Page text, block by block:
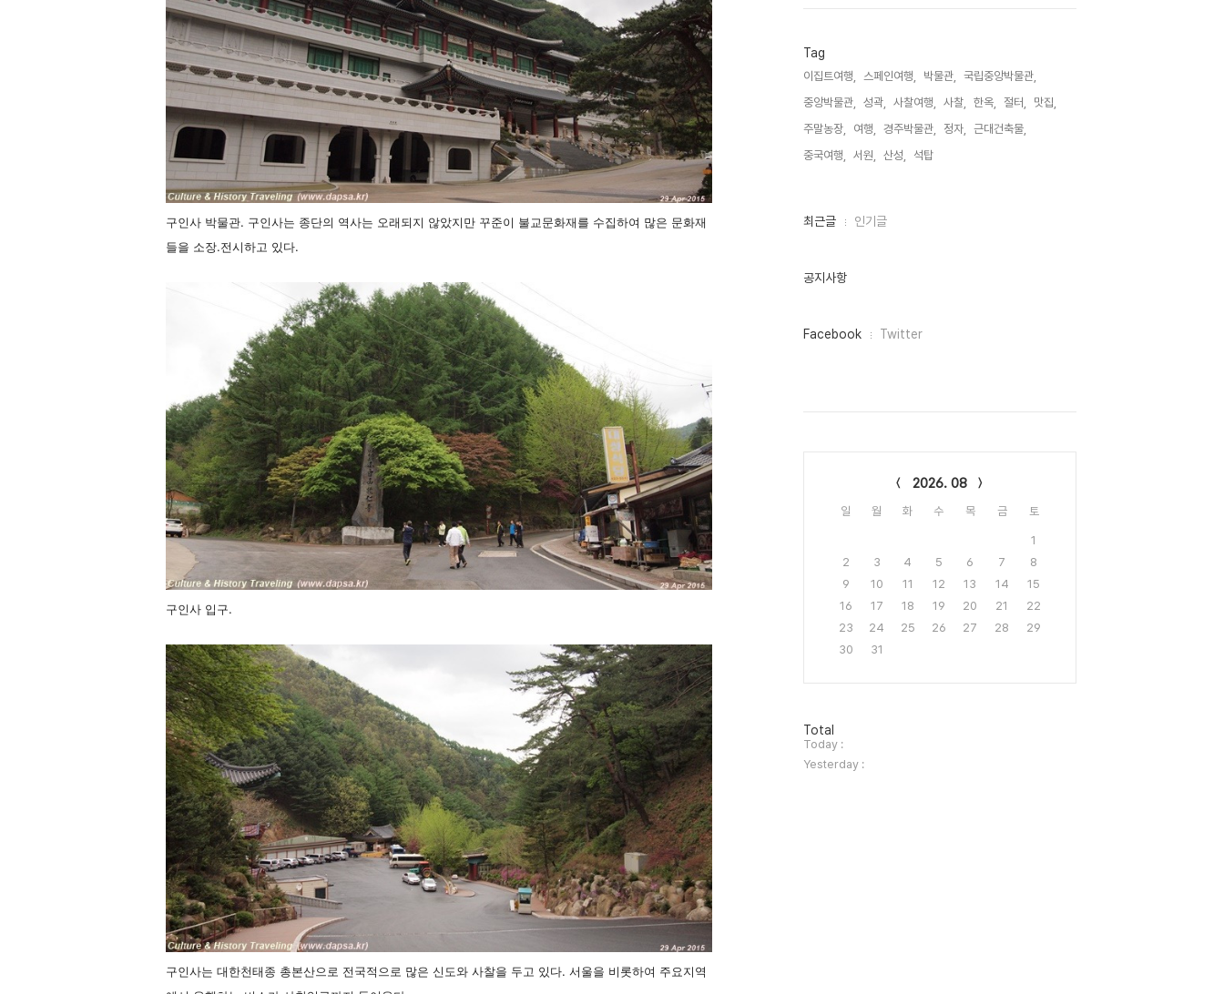
구인사 박물관. 구인사는 종단의 역사는 오래되지 않았지만 꾸준이 불교문화재를 수집하여 많은 문화재
들을 소장.전시하고 있다.
구인사 입구.
구인사는 대한천태종 총본산으로 전국적으로 많은 신도와 사찰을 두고 있다. 서울을 비롯하여 주요지역
Tag
이집트여행, 스페인여행, 박물관,
국립중앙박물관,
중앙박물관,
성곽, 사찰여행, 사찰, 한옥, 절터,
맛집,
주말농장,
여행, 경주박물관, 정자,
근대건축물,
중국여행,
서원, 산성, 석탑,
최
인
최근글 인기글
공지사항
페
Facebook Twitter
2026. 08
일 월 화 수 목 금 토
1
2
3 4 5 6 7
8
9
10 11 12 13 14
15
16
17 18 19 20 21
22
23
24 25 26 27 28
29
30
31
방
문
자
수
Total
Today :
Yesterday :